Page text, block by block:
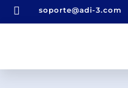
 soporte@adi-3.com